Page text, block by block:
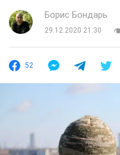
Борис Бондарь
29.12.2020 21:30
52